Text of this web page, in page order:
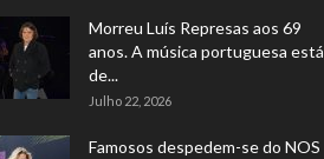
Morreu Luís Represas aos 69
anos. A música portuguesa está
de...
Julho 22, 2026
Famosos despedem-se do NOS